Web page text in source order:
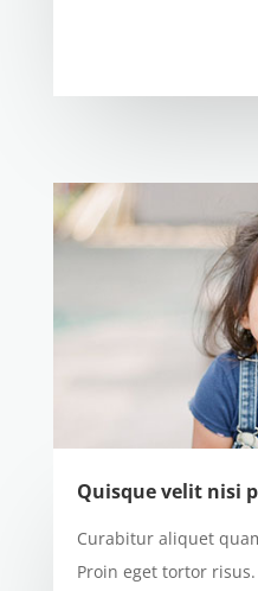
Quisque velit nisi
Curabitur aliquet
Proin eget tortor